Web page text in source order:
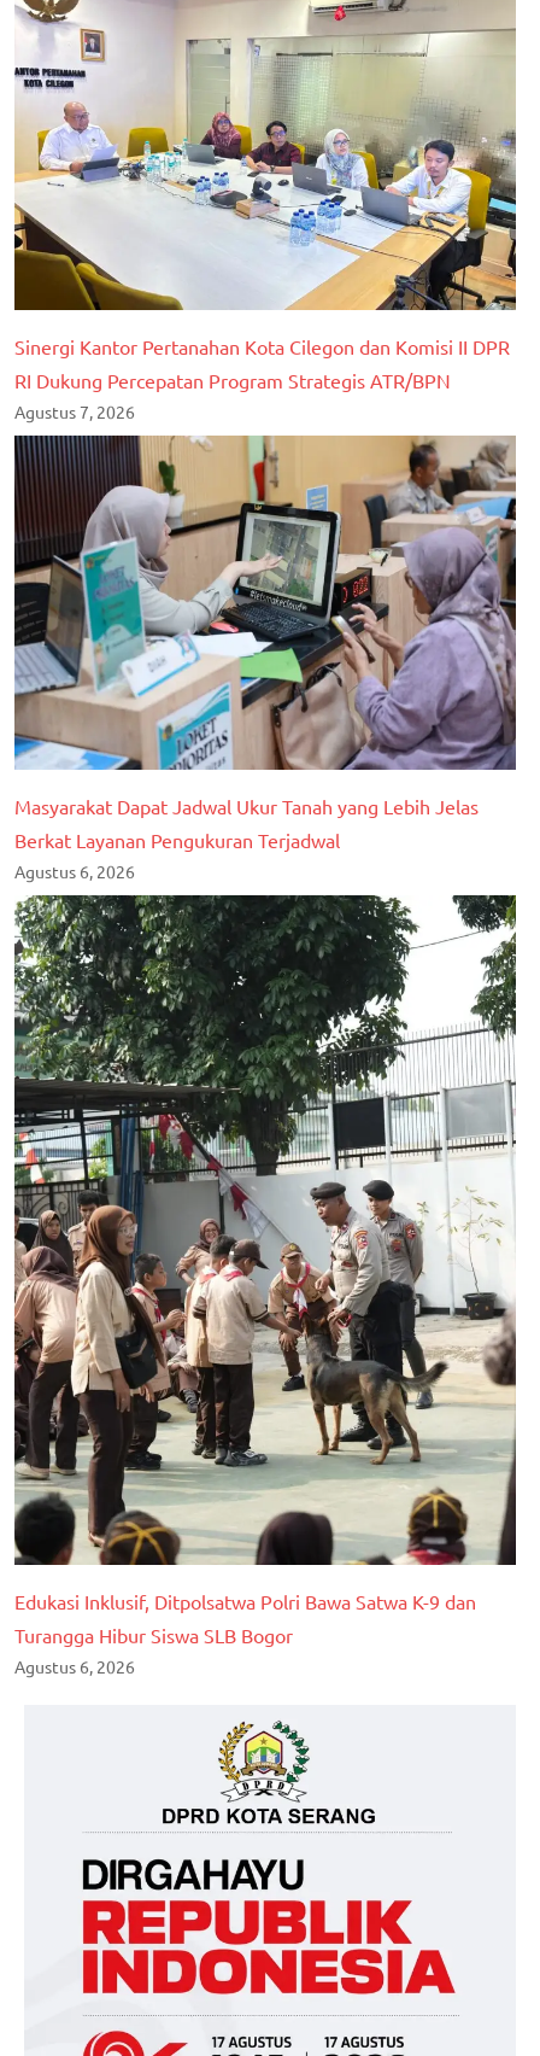
Sinergi Kantor Pertanahan Kota Cilegon dan Komisi II DPR
RI Dukung Percepatan Program Strategis ATR/BPN
Agustus 7, 2026
Masyarakat Dapat Jadwal Ukur Tanah yang Lebih Jelas
Berkat Layanan Pengukuran Terjadwal
Agustus 6, 2026
Edukasi Inklusif, Ditpolsatwa Polri Bawa Satwa K-9 dan
Turangga Hibur Siswa SLB Bogor
Agustus 6, 2026